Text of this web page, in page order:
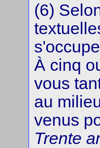
(6)
À cinq
vous
au
venus
Trente